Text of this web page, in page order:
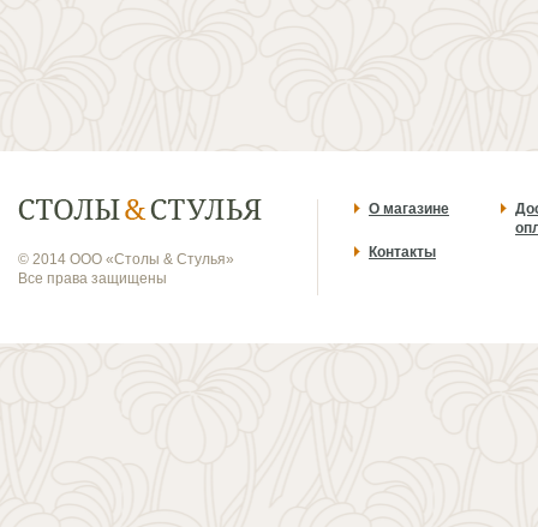
© 2014 ООО «Столы & Стулья»
Все права защищены
О магазине
Контакты